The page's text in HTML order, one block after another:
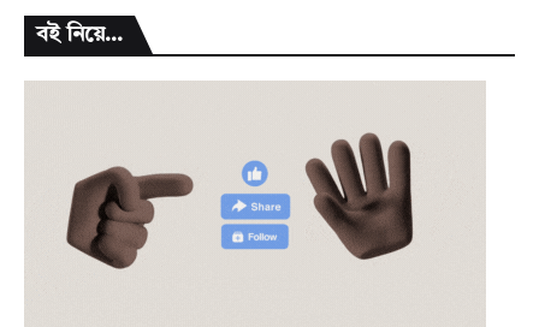
বই নিয়ে...